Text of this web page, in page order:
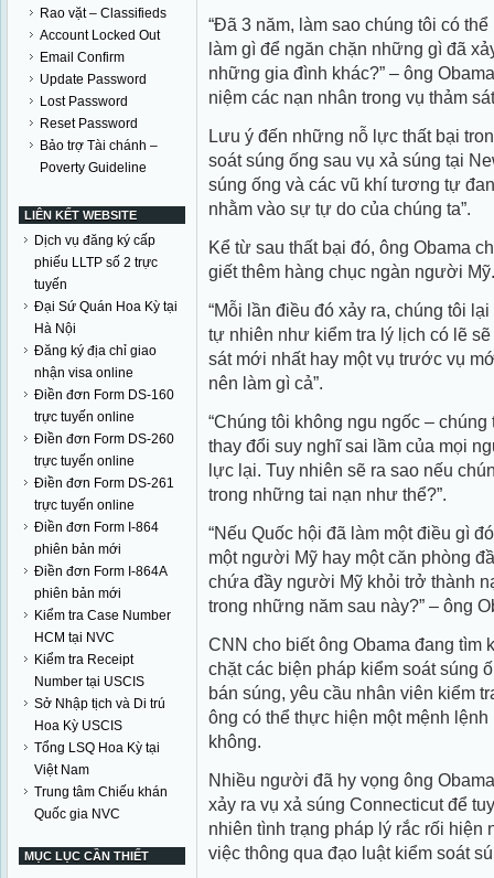
Rao vặt – Classifieds
Account Locked Out
Email Confirm
Update Password
Lost Password
Reset Password
Bảo trợ Tài chánh –
Poverty Guideline
LIÊN KẾT WEBSITE
Dịch vụ đăng ký cấp
phiếu LLTP số 2 trực
tuyến
Đại Sứ Quán Hoa Kỳ tại
Hà Nội
Đăng ký địa chỉ giao
nhận visa online
Điền đơn Form DS-160
trực tuyến online
Điền đơn Form DS-260
trực tuyến online
Điền đơn Form DS-261
trực tuyến online
Điền đơn Form I-864
phiên bản mới
Điền đơn Form I-864A
phiên bản mới
Kiểm tra Case Number
HCM tại NVC
Kiểm tra Receipt
Number tại USCIS
Sở Nhập tịch và Di trú
Hoa Kỳ USCIS
Tổng LSQ Hoa Kỳ tại
Việt Nam
Trung tâm Chiếu khán
Quốc gia NVC
MỤC LỤC CẦN THIẾT
“Đã 3 năm, làm sao chúng tôi có
làm gì để ngăn chặn những gì đã
những gia đình khác?” – ông
niệm các nạn nhân trong vụ thảm
Lưu ý đến những nỗ lực thất bại
soát súng ống sau vụ xả súng tại
súng ống và các vũ khí tương tự
nhằm vào sự tự do của chúng ta”.
Kể từ sau thất bại đó, ông Obama
giết thêm hàng chục ngàn người Mỹ.
“Mỗi lần điều đó xảy ra, chúng tôi
tự nhiên như kiểm tra lý lịch có lẽ
sát mới nhất hay một vụ trước vụ
nên làm gì cả”.
“Chúng tôi không ngu ngốc –
thay đổi suy nghĩ sai lầm của mọi
lực lại. Tuy nhiên sẽ ra sao nếu
trong những tai nạn như thể?”.
“Nếu Quốc hội đã làm một điều gì
một người Mỹ hay một căn phòng
chứa đầy người Mỹ khỏi trở thành
trong những năm sau này?” – ông
CNN cho biết ông Obama đang tìm
chặt các biện pháp kiểm soát súng
bán súng, yêu cầu nhân viên kiểm
ông có thể thực hiện một mệnh
không.
Nhiều người đã hy vọng ông
xảy ra vụ xả súng Connecticut để
nhiên tình trạng pháp lý rắc rối hiện
việc thông qua đạo luật kiểm soát